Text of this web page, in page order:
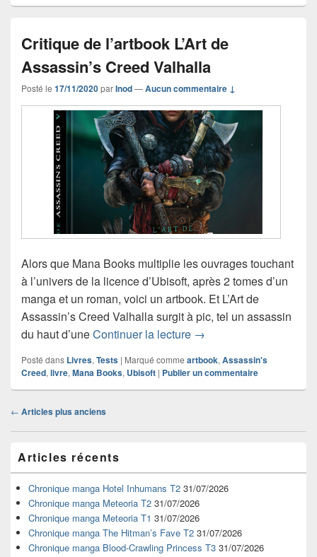
Critique de l’artbook L’Art de
Assassin’s Creed Valhalla
Posté le 17/11/2020parInod—Aucun commentaire ↓
Alors que Mana Books multiplie les ouvrages touchant
à l’univers de la licence d’Ubisoft, après 2 tomes d’un
manga et un roman, voici un artbook. Et L’Art de
Assassin’s Creed Valhalla surgit à pic, tel un assassin
du haut d’uneContinuer la lecture Critique de l’artbook
→
Posté dans Livres, Tests | Marqué comme artbook, Assassin's
Creed, livre, Mana Books, Ubisoft | Publier un commentaire
Navigation
articles
← Articles plus anciens
principale
de
widget
pour
barre
latérale
Articles récents
Chronique manga Hotel Inhumans T2 31/07/2026
Chronique manga Meteoria T2 31/07/2026
Chronique manga Meteoria T1 31/07/2026
Chronique manga The Hitman’s Fave T2 31/07/2026
Chronique manga Blood-Crawling Princess T3 31/07/2026